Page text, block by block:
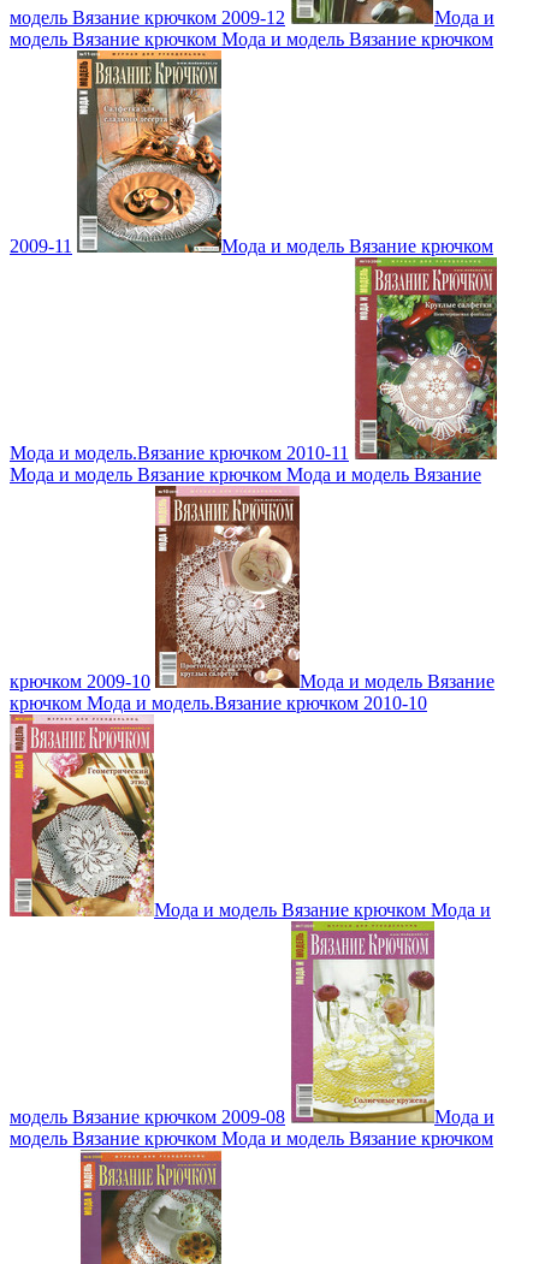
модель Вязание крючком 2009-12
Мода и
модель Вязание крючком Мода и модель Вязание крючком
2009-11 Мода и модель Вязание крючком
Мода и модель.Вязание крючком 2010-11
Мода и модель Вязание крючком Мода и модель Вязание
крючком 2009-10
Мода и модель Вязание
крючком Мода и модель.Вязание крючком 2010-10
Мода и модель Вязание крючком Мода и
модель Вязание крючком 2009-08
Мода и
модель Вязание крючком Мода и модель Вязание крючком